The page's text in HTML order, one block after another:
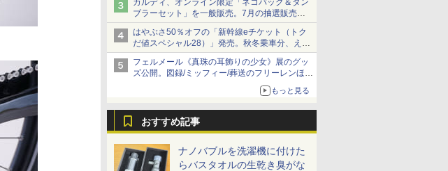
カルディ、オンライン限定「ネコバッグ＆タン
ブラーセット」を一般販売。7月の抽選販売の
当選無効分
はやぶさ50％オフの「新幹線eチケット（トク
だ値スペシャル28）」発売。秋冬乗車分、えき
ねっと限定
フェルメール《真珠の耳飾りの少女》展のグッ
ズ公開。図録/ミッフィー/葬送のフリーレンほ
もっと見る
おすすめ記事
ナノバブルを洗濯機に付けた
らバスタオルの生乾き臭がな